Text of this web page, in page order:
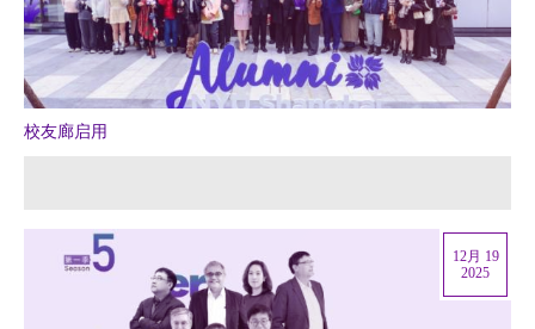
校友廊启用
12月 19
2025